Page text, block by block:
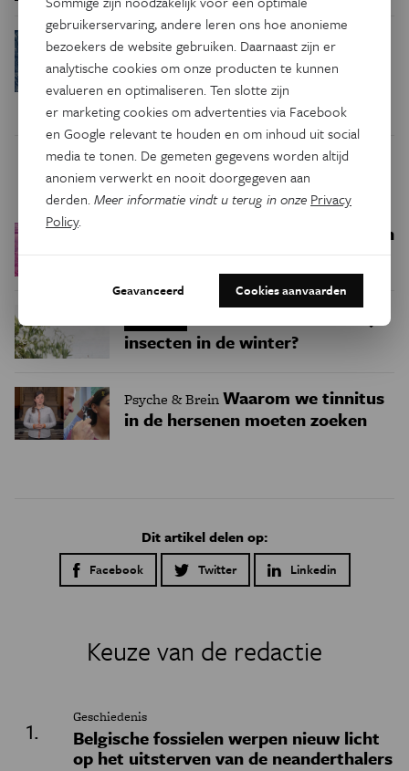
Natuur & Milieu Potvissen helpen
elkaar bij een geboorte
Trending
Een bakkerij op 400 miljoen
insecten in de winter?
Psyche & BreinWaarom we tinnitus
in de hersenen moeten zoeken
Dit artikel delen op:
Facebook Twitter Linkedin
Keuze van de redactie
Geschiedenis
Belgische fossielen werpen nieuw licht
op het uitsterven van de neanderthalers
gebruikerservaring, andere leren ons hoe anonieme
bezoekers de website gebruiken. Daarnaast zijn er
analytische cookies om onze producten te kunnen
evalueren en optimaliseren. Ten slotte zijn
er marketing cookies om advertenties via Facebook
en Google relevant te houden en om inhoud uit social
media te tonen. De gemeten gegevens worden altijd
anoniem verwerkt en nooit doorgegeven aan
derden.Meer informatie vindt u terug in onze Privacy
Policy.
Geavanceerd Cookies aanvaarden